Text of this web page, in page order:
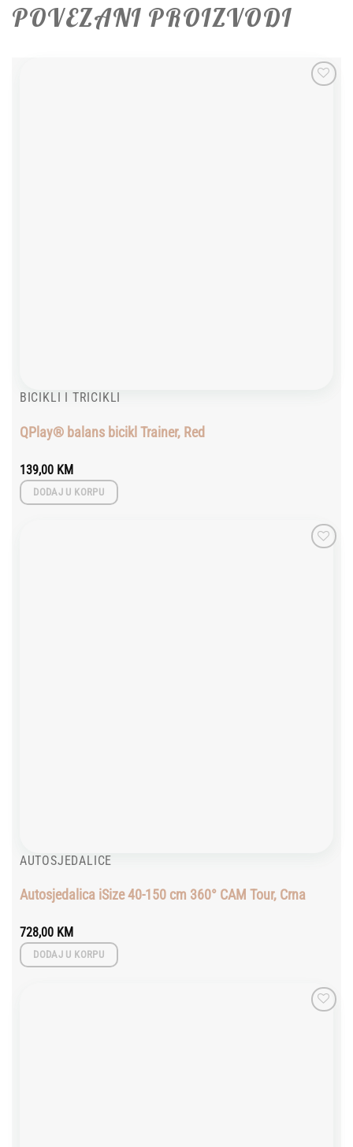
POVEZANI PROIZVODI
BICIKLI I TRICIKLI
QPlay® balans bicikl Trainer, Red
139,00 KM
DODAJ U KORPU
AUTOSJEDALICE
Autosjedalica iSize 40-150 cm 360° CAM Tour, Crna
728,00 KM
DODAJ U KORPU